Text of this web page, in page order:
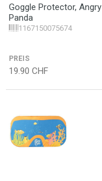
Goggle Protector, Angry
Panda
1167150075674
PREIS
19.90 CHF